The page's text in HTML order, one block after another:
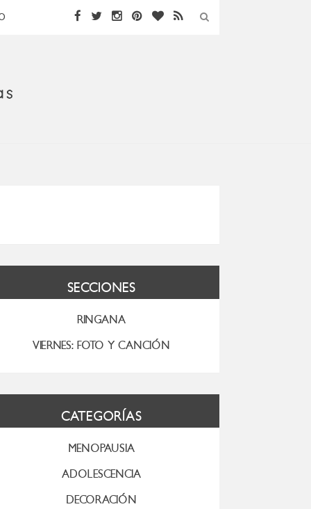
SECCIONES
RINGANA
VIERNES: FOTO Y CANCIÓN
CATEGORÍAS
MENOPAUSIA
ADOLESCENCIA
DECORACIÓN